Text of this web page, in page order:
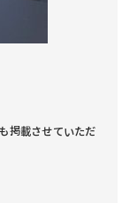
掲載させていただ